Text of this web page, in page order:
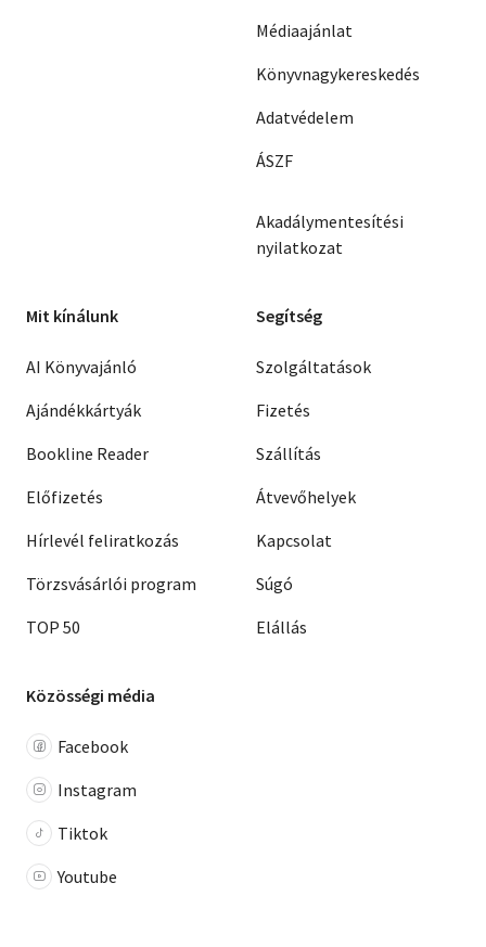
Médiaajánlat
Könyvnagykereskedés
Adatvédelem
ÁSZF
Akadálymentesítési
nyilatkozat
Mit kínálunk
AI Könyvajánló
Ajándékkártyák
Bookline Reader
Előfizetés
Hírlevél feliratkozás
Törzsvásárlói program
TOP 50
Segítség
Szolgáltatások
Fizetés
Szállítás
Átvevőhelyek
Kapcsolat
Súgó
Elállás
Közösségi média
Facebook
Instagram
Tiktok
Youtube